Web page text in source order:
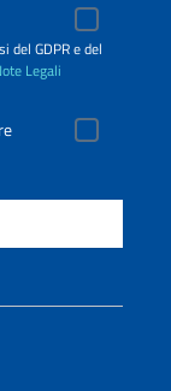
del GDPR e del
Legali